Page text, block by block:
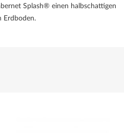
Splash® einen halbschattigen
Erdboden.